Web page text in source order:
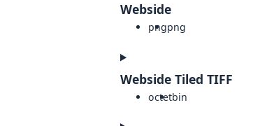
Webside
pngpng
Webside Tiled TIFF
octetbin